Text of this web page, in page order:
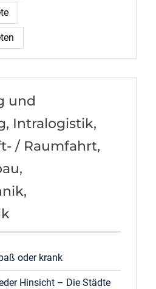
und
Intralogistik,
/ Raumfahrt,
oder krank
Hinsicht – Die Städte